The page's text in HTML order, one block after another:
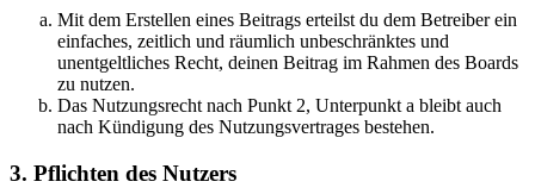
Mit dem Erstellen eines Beitrags erteilst du dem Betreiber ein
einfaches, zeitlich und räumlich unbeschränktes und
unentgeltliches Recht, deinen Beitrag im Rahmen des Boards
zu nutzen.
Das Nutzungsrecht nach Punkt 2, Unterpunkt a bleibt auch
nach Kündigung des Nutzungsvertrages bestehen.
3. Pflichten des Nutzers